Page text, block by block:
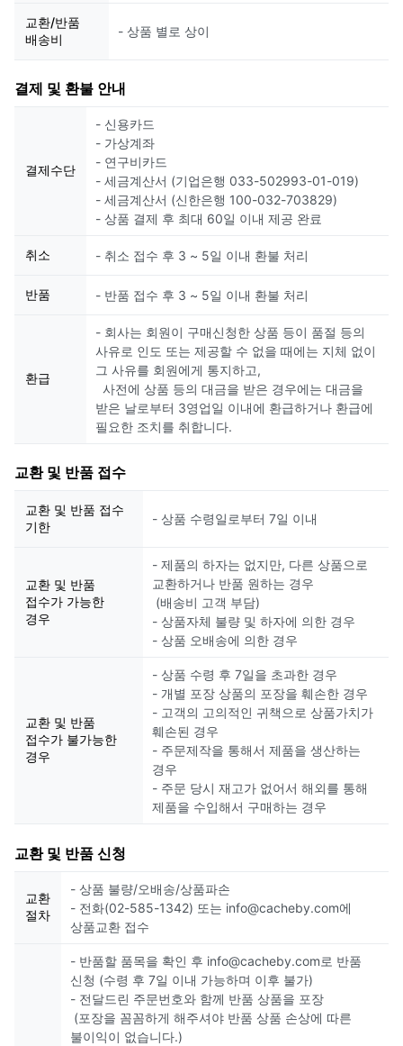
교환/반품
배송비
- 상품 별로 상이
결제 및 환불 안내
결제수단
- 신용카드
- 가상계좌
- 연구비카드
- 세금계산서 (기업은행 033-502993-01-019)
- 세금계산서 (신한은행 100-032-703829)
- 상품 결제 후 최대 60일 이내 제공 완료
취소 - 취소 접수 후 3 ~ 5일 이내 환불 처리
반품 - 반품 접수 후 3 ~ 5일 이내 환불 처리
환급
- 회사는 회원이 구매신청한 상품 등이 품절 등의
사유로 인도 또는 제공할 수 없을 때에는 지체 없이
그 사유를 회원에게 통지하고,
사전에 상품 등의 대금을 받은 경우에는 대금을
받은 날로부터 3영업일 이내에 환급하거나 환급에
필요한 조치를 취합니다.
교환 및 반품 접수
교환 및 반품 접수
기한
- 상품 수령일로부터 7일 이내
교환 및 반품
접수가 가능한
경우
- 제품의 하자는 없지만, 다른 상품으로
교환하거나 반품 원하는 경우
(배송비 고객 부담)
- 상품자체 불량 및 하자에 의한 경우
- 상품 오배송에 의한 경우
교환 및 반품
접수가 불가능한
경우
- 상품 수령 후 7일을 초과한 경우
- 개별 포장 상품의 포장을 훼손한 경우
- 고객의 고의적인 귀책으로 상품가치가
훼손된 경우
- 주문제작을 통해서 제품을 생산하는
경우
- 주문 당시 재고가 없어서 해외를 통해
제품을 수입해서 구매하는 경우
교환 및 반품 신청
교환
절차
- 상품 불량/오배송/상품파손
- 전화(02-585-1342) 또는 info@cacheby.com에
상품교환 접수
- 반품할 품목을 확인 후 info@cacheby.com로 반품
신청 (수령 후 7일 이내 가능하며 이후 불가)
- 전달드린 주문번호와 함께 반품 상품을 포장
(포장을 꼼꼼하게 해주셔야 반품 상품 손상에 따른
불이익이 없습니다.)